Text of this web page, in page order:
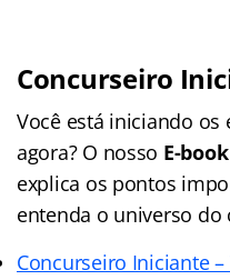
Concurseiro
Você está iniciando os
agora? O nosso E-
explica os pontos
entenda o universo do
Concurseiro Iniciante –